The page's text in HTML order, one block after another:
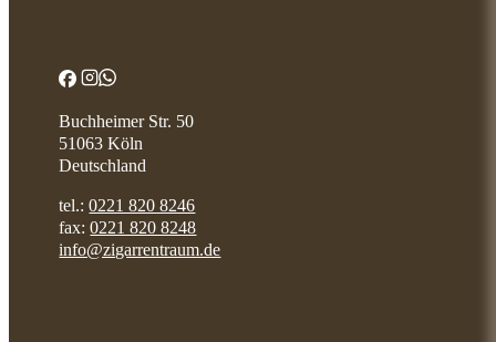
Buchheimer Str. 50
51063 Köln
Deutschland
tel.:0221 820 8246
fax:0221 820 8248
info@zigarrentraum.de